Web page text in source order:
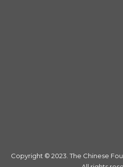
Copyright © 2023. The Chinese